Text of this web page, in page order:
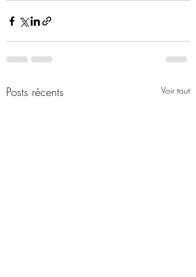
Posts récents Voir tout